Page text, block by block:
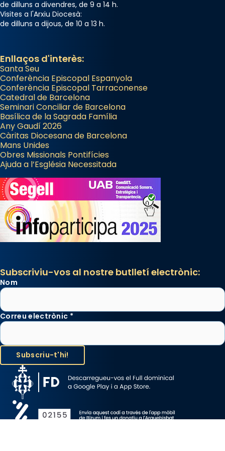
de dilluns a divendres, de 9 a 14 h.
Visites a l'Arxiu Diocesà:
de dilluns a dijous, de 10 a 13 h.
Enllaços d'interès:
Santa Seu
Conferència Episcopal Espanyola
Conferència Episcopal Tarraconense
Catedral de Barcelona
Seminari Conciliar de Barcelona
Basílica de la Sagrada Família
Any Gaudí 2026
Càritas Diocesana de Barcelona
Mans Unides
Obres Missionals Pontifícies
Ajuda a l’Església Necessitada
Subscriviu-vos al nostre butlletí electrònic:
Nom
Correu electrònic *